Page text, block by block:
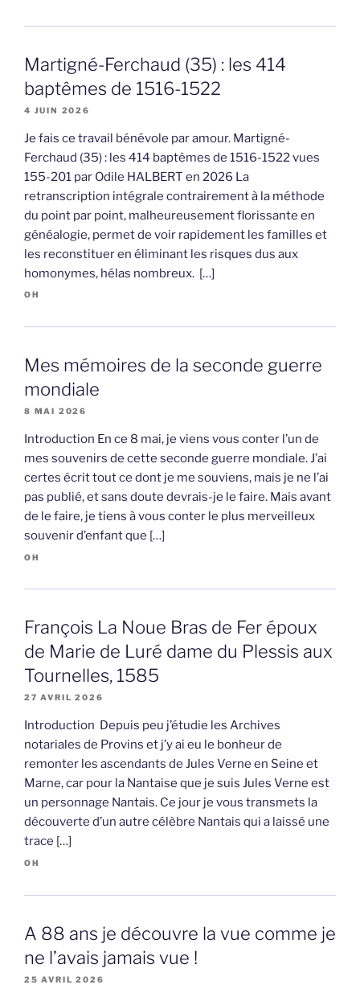
Martigné-Ferchaud (35) : les 414
baptêmes de 1516-1522
4 JUIN 2026
Je fais ce travail bénévole par amour. Martigné-
Ferchaud (35) : les 414 baptêmes de 1516-1522 vues
155-201 par Odile HALBERT en 2026 La
retranscription intégrale contrairement à la méthode
du point par point, malheureusement florissante en
généalogie, permet de voir rapidement les familles et
les reconstituer en éliminant les risques dus aux
homonymes, hélas nombreux. […]
OH
Mes mémoires de la seconde guerre
mondiale
8 MAI 2026
Introduction En ce 8 mai, je viens vous conter l’un de
mes souvenirs de cette seconde guerre mondiale. J’ai
certes écrit tout ce dont je me souviens, mais je ne l’ai
pas publié, et sans doute devrais-je le faire. Mais avant
de le faire, je tiens à vous conter le plus merveilleux
souvenir d’enfant que […]
OH
François La Noue Bras de Fer époux
de Marie de Luré dame du Plessis aux
Tournelles, 1585
27 AVRIL 2026
Introduction Depuis peu j’étudie les Archives
notariales de Provins et j’y ai eu le bonheur de
remonter les ascendants de Jules Verne en Seine et
Marne, car pour la Nantaise que je suis Jules Verne est
un personnage Nantais. Ce jour je vous transmets la
découverte d’un autre célèbre Nantais qui a laissé une
trace […]
OH
A 88 ans je découvre la vue comme je
ne l’avais jamais vue !
25 AVRIL 2026